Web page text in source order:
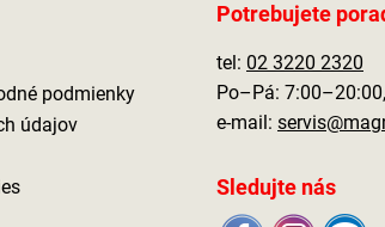
podmienky
údajov
Potrebujete
tel: 02 3220 2320
Po–Pá:
e-mail:
Sledujte nás